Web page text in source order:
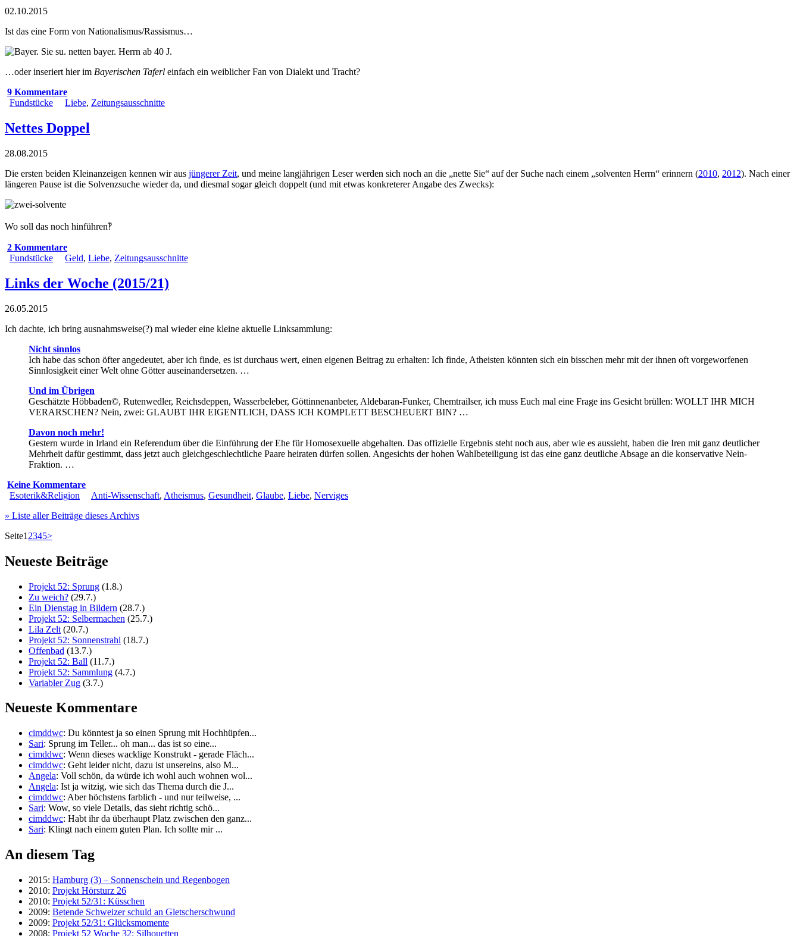
02.10.2015
Ist das eine Form von Nationalismus/Rassismus…
…oder inseriert hier im Bayerischen Taferl einfach ein weiblicher Fan von Dialekt und Tracht?
9 Kommentare
Fundstücke
Liebe, Zeitungsausschnitte
Nettes Doppel
28.08.2015
Die ersten beiden Kleinanzeigen kennen wir aus jüngerer Zeit, und meine langjährigen Leser werden sich noch an die „nette Sie“ auf der Suche nach einem „solventen Herrn“ erinnern (2010, 2012). Nach einer
längeren Pause ist die Solvenzsuche wieder da, und diesmal sogar gleich doppelt (und mit etwas konkreterer Angabe des Zwecks):
Wo soll das noch hinführen‽
2 Kommentare
Fundstücke
Geld, Liebe, Zeitungsausschnitte
Links der Woche (2015/21)
26.05.2015
Ich dachte, ich bring ausnahmsweise(?) mal wieder eine kleine aktuelle Linksammlung:
Nicht sinnlos
Ich habe das schon öfter angedeutet, aber ich finde, es ist durchaus wert, einen eigenen Beitrag zu erhalten: Ich finde, Atheisten könnten sich ein bisschen mehr mit der ihnen oft vorgeworfenen
Sinnlosigkeit einer Welt ohne Götter auseinandersetzen. …
Und im Übrigen
Geschätzte Höbbaden©, Rutenwedler, Reichsdeppen, Wasserbeleber, Göttinnenanbeter, Aldebaran-Funker, Chemtrailser, ich muss Euch mal eine Frage ins Gesicht brüllen: WOLLT IHR MICH
VERARSCHEN? Nein, zwei: GLAUBT IHR EIGENTLICH, DASS ICH KOMPLETT BESCHEUERT BIN? …
Davon noch mehr!
Gestern wurde in Irland ein Referendum über die Einführung der Ehe für Homosexuelle abgehalten. Das offizielle Ergebnis steht noch aus, aber wie es aussieht, haben die Iren mit ganz deutlicher
Mehrheit dafür gestimmt, dass jetzt auch gleichgeschlechtliche Paare heiraten dürfen sollen. Angesichts der hohen Wahlbeteiligung ist das eine ganz deutliche Absage an die konservative Nein-
Fraktion. …
Keine Kommentare
Esoterik&Religion
Anti-Wissenschaft, Atheismus, Gesundheit, Glaube, Liebe, Nerviges
» Liste aller Beiträge dieses Archivs
Seite1 2345>
Neueste Beiträge
Projekt 52: Sprung (1.8.)
Zu weich? (29.7.)
Ein Dienstag in Bildern (28.7.)
Projekt 52: Selbermachen (25.7.)
Lila Zelt (20.7.)
Projekt 52: Sonnenstrahl (18.7.)
Offenbad (13.7.)
Projekt 52: Ball (11.7.)
Projekt 52: Sammlung (4.7.)
Variabler Zug (3.7.)
Neueste Kommentare
cimddwc: Du könntest ja so einen Sprung mit Hochhüpfen...
Sari: Sprung im Teller... oh man... das ist so eine...
cimddwc: Wenn dieses wacklige Konstrukt - gerade Fläch...
cimddwc: Geht leider nicht, dazu ist unsereins, also M...
Angela: Voll schön, da würde ich wohl auch wohnen wol...
Angela: Ist ja witzig, wie sich das Thema durch die J...
cimddwc: Aber höchstens farblich - und nur teilweise, ...
Sari: Wow, so viele Details, das sieht richtig schö...
cimddwc: Habt ihr da überhaupt Platz zwischen den ganz...
Sari: Klingt nach einem guten Plan. Ich sollte mir ...
An diesem Tag
2015: Hamburg (3) – Sonnenschein und Regenbogen
2010: Projekt Hörsturz 26
2010: Projekt 52/31: Küsschen
2009: Betende Schweizer schuld an Gletscherschwund
2009: Projekt 52/31: Glücksmomente
2008: Projekt 52 Woche 32: Silhouetten